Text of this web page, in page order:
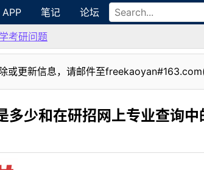
APP 笔记 论坛
考研问题
或更新信息，请邮件至
多少和在研招网上专业查询中